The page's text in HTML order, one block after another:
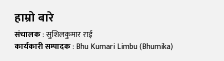
हाम्रो बारे
संचालक: सुशिलकुमार राई
कार्यकारी सम्पादक: Bhu Kumari Limbu (Bhumika)